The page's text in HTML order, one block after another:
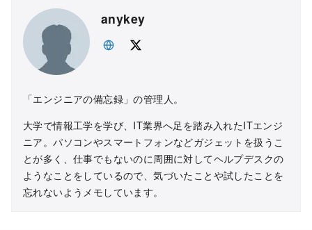
anykey
「エンジニアの備忘録」の管理人。
大学で情報工学を学び、IT業界へ足を踏み入れたITエンジ
ニア。パソコンやスマートフォンなどガジェットを扱うこ
とが多く、仕事でもないのに周囲に対してヘルプデスクの
ようなことをしているので、気づいたことや試したことを
忘れないようメモしています。